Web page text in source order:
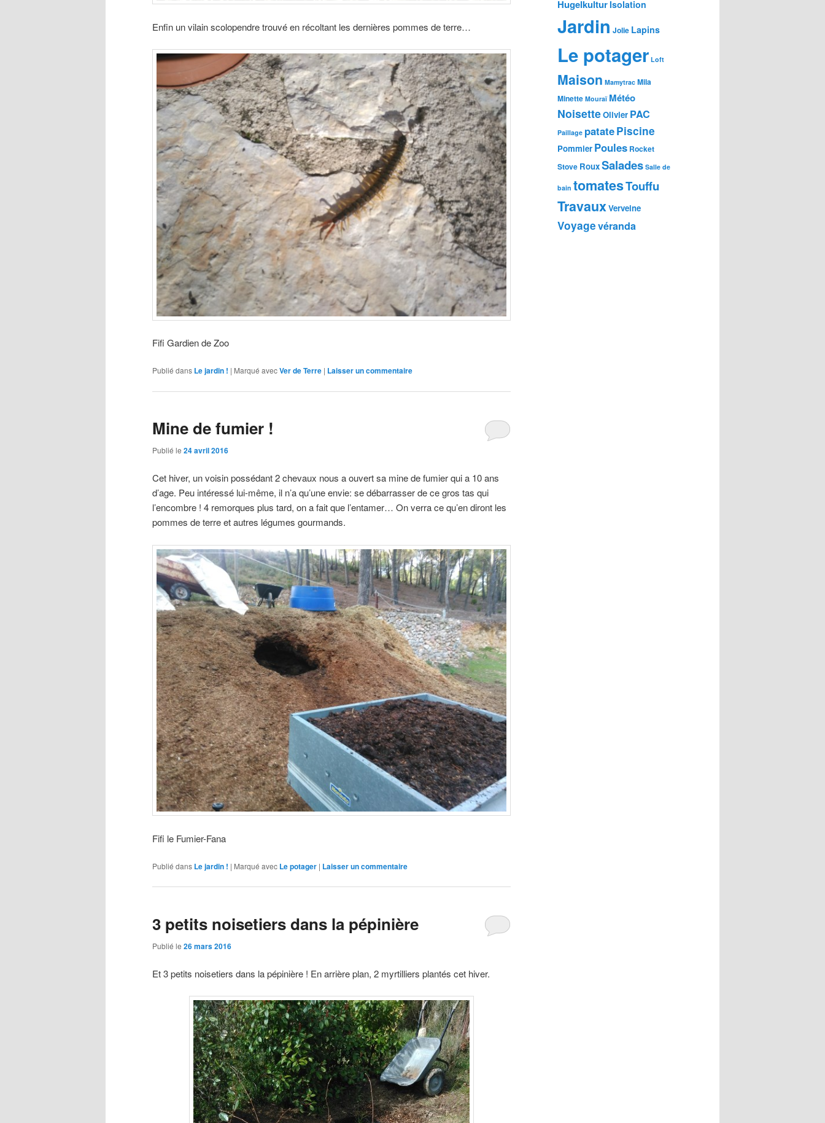
Enfin un vilain scolopendre trouvé en récoltant les dernières pommes de terre…
Fifi Gardien de Zoo
Publié dans Le jardin ! | Marqué avecVer de Terre | Laisser un commentaire
Mine de fumier !
Publié le 24 avril 2016
Cet hiver, un voisin possédant 2 chevaux nous a ouvert sa mine de fumier qui a 10 ans
d’age. Peu intéressé lui-même, il n’a qu’une envie: se débarrasser de ce gros tas qui
l’encombre ! 4 remorques plus tard, on a fait que l’entamer… On verra ce qu’en diront les
pommes de terre et autres légumes gourmands.
Fifi le Fumier-Fana
Publié dans Le jardin ! | Marqué avec Le potager | Laisser un commentaire
3 petits noisetiers dans la pépinière
Publié le 26 mars 2016
Et 3 petits noisetiers dans la pépinière ! En arrière plan, 2 myrtilliers plantés cet hiver.
HugelkulturIsolation
Jardin Jolie Lapins
Le potager Loft
Maison Mamytrac Mila
Minette Mouraï Météo
NoisetteOlivier PAC
Paillage patatePiscine
Pommier Poules Rocket
Stove RouxSalades Salle de
bain tomatesTouffu
TravauxVerveine
Voyagevéranda